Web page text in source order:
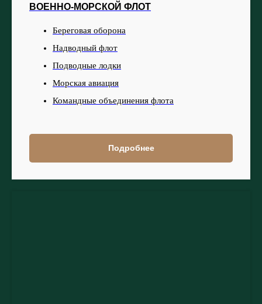
ВОЕННО-МОРСКОЙ ФЛОТ
Береговая оборона
Надводный флот
Подводные лодки
Морская авиация
Командные объединения флота
Подробнее